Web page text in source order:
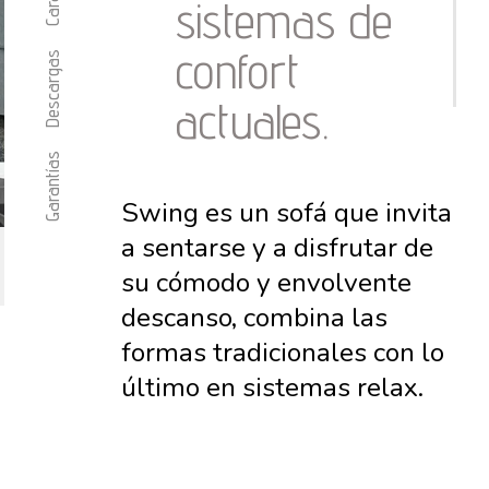
Descargas
Garantías
sistemas de
confort
actuales.
Swing es un sofá que invita
a sentarse y a disfrutar de
su cómodo y envolvente
descanso, combina las
formas tradicionales con lo
último en sistemas relax.